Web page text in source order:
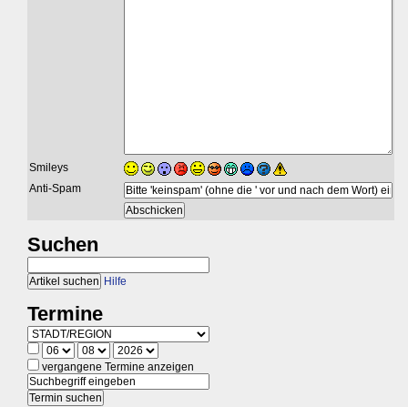
Smileys
Anti-Spam
Suchen
Hilfe
Termine
vergangene Termine anzeigen